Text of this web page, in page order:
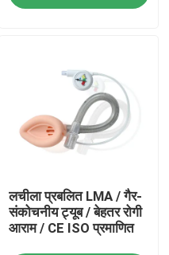
लचीला प्रबलित LMA / गैर-
संकोचनीय ट्यूब / बेहतर रोगी
आराम / CE ISO प्रमाणित